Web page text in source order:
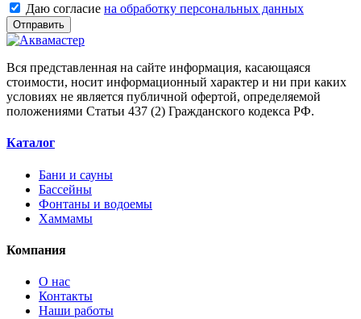
Даю согласие на обработку персональных данных
Отправить
Вся представленная на сайте информация, касающаяся
стоимости, носит информационный характер и ни при каких
условиях не является публичной офертой, определяемой
положениями Статьи 437 (2) Гражданского кодекса РФ.
Каталог
Бани и сауны
Бассейны
Фонтаны и водоемы
Хаммамы
Компания
О нас
Контакты
Наши работы